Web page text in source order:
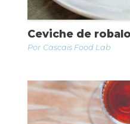
Ceviche de
Cascais Food Lab